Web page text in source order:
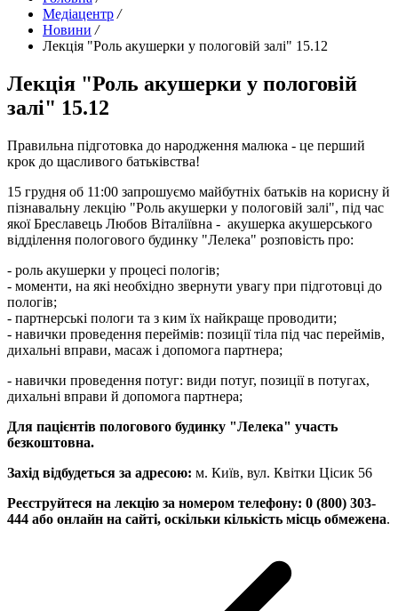
Медіацентр /
Новини /
Лекція "Роль акушерки у пологовій залі" 15.12
Лекція "Роль акушерки у пологовій
залі" 15.12
Правильна підготовка до народження малюка - це перший
крок до щасливого батьківства!
15 грудня об 11:00 запрошуємо майбутніх батьків на корисну й
пізнавальну лекцію "Роль акушерки у пологовій залі", під час
якої Бреславець Любов Віталіївна - акушерка акушерського
відділення пологового будинку "Лелека" розповість про:
- роль акушерки у процесі пологів;
- моменти, на які необхідно звернути увагу при підготовці до
пологів;
- партнерські пологи та з ким їх найкраще проводити;
- навички проведення переймів: позиції тіла під час переймів,
дихальні вправи, масаж і допомога партнера;
- навички проведення потуг: види потуг, позиції в потугах,
дихальні вправи й допомога партнера;
Для пацієнтів пологового будинку "Лелека" участь
безкоштовна.
Захід відбудеться за адресою: м. Київ, вул. Квітки Цісик 56
Реєструйтеся на лекцію за номером телефону: 0 (800) 303-
444 або онлайн на сайті, оскільки кількість місць обмежена.